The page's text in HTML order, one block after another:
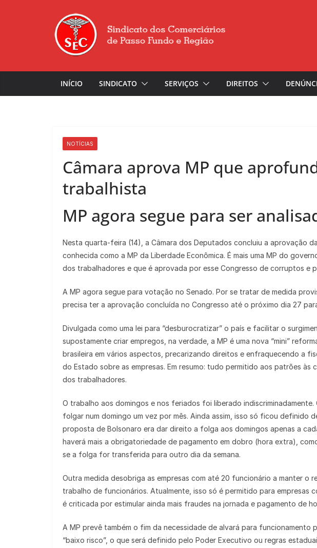
INÍCIO SINDICATO SERVIÇOS DIREITOS
NOTÍCIAS
Câmara aprova MP que
trabalhista
MP agora segue para ser
Nesta quarta-feira (14), a Câmara dos Deputados concluiu a aprovação
conhecida como a MP da Liberdade Econômica. É mais uma MP do
dos trabalhadores e que é aprovada por esse Congresso de corruptos e
A MP agora segue para votação no Senado. Por se tratar de medida
precisa ter a aprovação concluída no Congresso até o próximo dia 27
Divulgada como uma lei para “desburocratizar” o país e facilitar o
supostamente criar empregos, na verdade, a MP é uma nova “mini”
brasileira em vários aspectos, precarizando direitos e enfraquecendo a
do Estado sobre as empresas. Em resumo: tudo permitido aos patrões às
dos trabalhadores.
O trabalho aos domingos e nos feriados foi liberado
folgar num domingo um vez por mês. Ainda assim, isso só ficou definido
proposta de Bolsonaro era dar direito a folga aos domingos apenas a
haverá mais a obrigatoriedade de pagamento em dobro (hora extra),
se a folga for transferida para outro dia da semana.
Outra medida desobriga as empresas com até 20 funcionário a manter o
trabalho de funcionários. Atualmente, isso só é permitido para empresas
é criticada por estimular ainda mais fraudes na jornada e pagamento de
A MP prevê também o fim da necessidade de alvará para funcionamento
“baixo risco”, o que será definido pelo Poder Executivo ou regras